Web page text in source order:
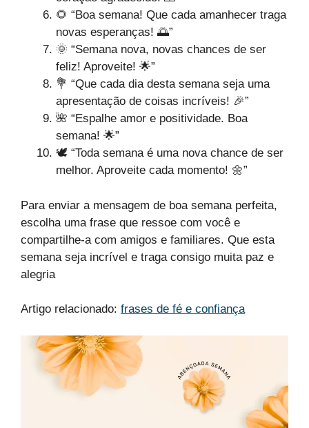
🌻 “Boa semana! Que cada amanhecer traga
novas esperanças! 🌅”
🌞 “Semana nova, novas chances de ser
feliz! Aproveite! 🌟”
💐 “Que cada dia desta semana seja uma
apresentação de coisas incríveis! 🎉”
🌺 “Espalhe amor e positividade. Boa
semana! 🌟”
🕊 “Toda semana é uma nova chance de ser
melhor. Aproveite cada momento! 🌼”
Para enviar a mensagem de boa semana perfeita,
escolha uma frase que ressoe com você e
compartilhe-a com amigos e familiares. Que esta
semana seja incrível e traga consigo muita paz e
alegria
Artigo relacionado: frases de fé e confiança